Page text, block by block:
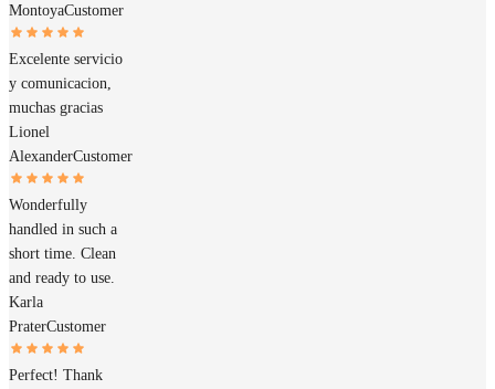
MontoyaCustomer
Excelente servicio
y comunicacion,
muchas gracias
Lionel
AlexanderCustomer
Wonderfully
handled in such a
short time. Clean
and ready to use.
Karla
PraterCustomer
Perfect! Thank